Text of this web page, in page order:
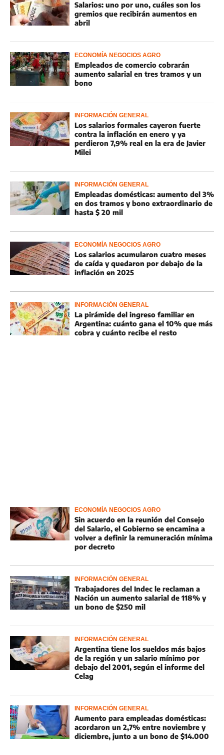
Salarios: uno por uno, cuáles son los
gremios que recibirán aumentos en
abril
ECONOMÍA NEGOCIOS AGRO
Empleados de comercio cobrarán
aumento salarial en tres tramos y un
bono
INFORMACIÓN GENERAL
Los salarios formales cayeron fuerte
contra la inflación en enero y ya
perdieron 7,9% real en la era de Javier
Milei
INFORMACIÓN GENERAL
Empleadas domésticas: aumento del 3%
en dos tramos y bono extraordinario de
hasta $ 20 mil
ECONOMÍA NEGOCIOS AGRO
Los salarios acumularon cuatro meses
de caída y quedaron por debajo de la
inflación en 2025
INFORMACIÓN GENERAL
La pirámide del ingreso familiar en
Argentina: cuánto gana el 10% que más
cobra y cuánto recibe el resto
ECONOMÍA NEGOCIOS AGRO
Sin acuerdo en la reunión del Consejo
del Salario, el Gobierno se encamina a
volver a definir la remuneración mínima
por decreto
INFORMACIÓN GENERAL
Trabajadores del Indec le reclaman a
Nación un aumento salarial de 118% y
un bono de $250 mil
INFORMACIÓN GENERAL
Argentina tiene los sueldos más bajos
de la región y un salario mínimo por
debajo del 2001, según el informe del
Celag
INFORMACIÓN GENERAL
Aumento para empleadas domésticas:
acordaron un 2,7% entre noviembre y
diciembre, junto a un bono de $14.000